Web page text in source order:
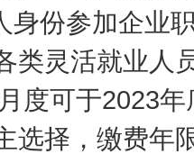
身份参加企业
类灵活就业人
度可于2023
选择，缴费年